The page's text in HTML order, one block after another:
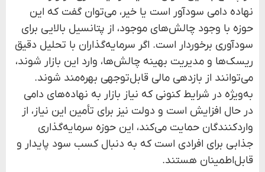
نهاده دامی سودآور است یا خیر، می‌توان گفت که این
حوزه با وجود چالش‌های موجود، از پتانسیل بالایی برای
سودآوری برخوردار است. اگر سرمایه‌گذاران با تحلیل دقیق
ریسک‌ها و مدیریت بهینه چالش‌ها، وارد این بازار شوند،
می‌توانند از بازدهی مالی قابل‌توجهی بهره‌مند شوند.
به‌ویژه در شرایط کنونی که نیاز بازار به نهاده‌های دامی
در حال افزایش است و دولت نیز برای تأمین این نیاز، از
واردکنندگان حمایت می‌کند، این حوزه سرمایه‌گذاری
جذابی برای افرادی است که به دنبال کسب سود پایدار و
قابل‌اطمینان هستند.